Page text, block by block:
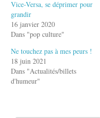
Vice-Versa, se déprimer pour
grandir
16 janvier 2020
Dans "pop culture"
Ne touchez pas à mes peurs !
18 juin 2021
Dans "Actualités/billets
d'humeur"